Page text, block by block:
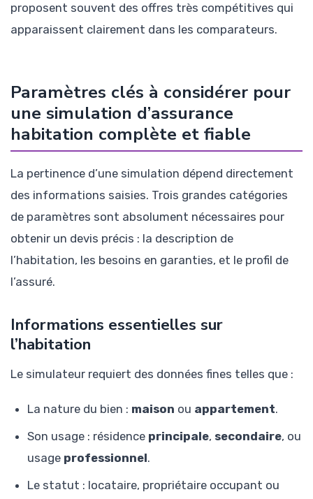
proposent souvent des offres très compétitives qui
apparaissent clairement dans les comparateurs.
Paramètres clés à considérer pour
une simulation d’assurance
habitation complète et fiable
La pertinence d’une simulation dépend directement
des informations saisies. Trois grandes catégories
de paramètres sont absolument nécessaires pour
obtenir un devis précis : la description de
l’habitation, les besoins en garanties, et le profil de
l’assuré.
Informations essentielles sur
l’habitation
Le simulateur requiert des données fines telles que :
La nature du bien : maison ou appartement.
Son usage : résidence principale, secondaire, ou
usage professionnel.
Le statut : locataire, propriétaire occupant ou